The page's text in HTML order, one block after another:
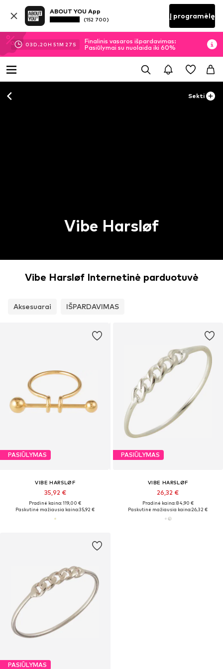
ABOUT YOU App
(152 700) Į programėlę
03D.20H 51M 27 S
Finalinis vasaros išpardavimas:
Pasiūlymai su nuolaida iki 60%
Sekti
Vibe Harsløf
Vibe Harsløf Internetinė parduotuvė
Aksesuarai IŠPARDAVIMAS
PASIŪLYMAS
VIBE HARSLØF
35,92 €
Pradinė kaina: 119,00 €
Paskutinė mažiausia kaina:35,92 €
PASIŪLYMAS
VIBE HARSLØF
26,32 €
Pradinė kaina: 84,90 €
Paskutinė mažiausia kaina:26,32 €
PASIŪLYMAS